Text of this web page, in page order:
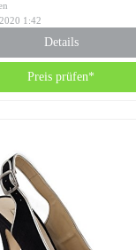
1:42
Details
Preis prüfen*